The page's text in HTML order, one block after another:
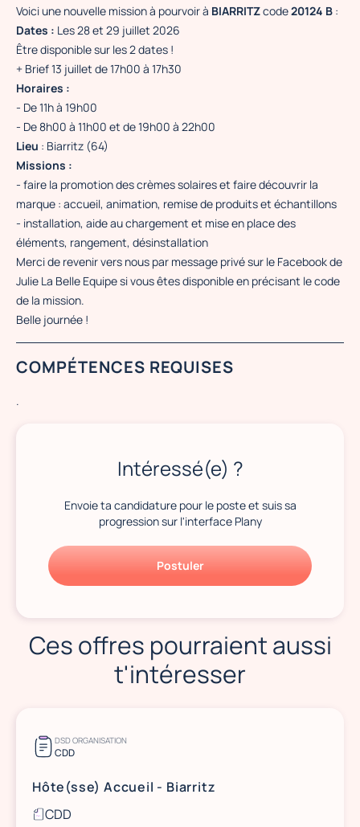
Voici une nouvelle mission à pourvoir à BIARRITZcode20124 B :
Dates : Les 28 et 29 juillet 2026
Être disponible sur les 2 dates !
+ Brief 13 juillet de 17h00 à 17h30
Horaires :
- De 11h à 19h00
- De 8h00 à 11h00 et de 19h00 à 22h00
Lieu : Biarritz (64)
Missions :
- faire la promotion des crèmes solaires et faire découvrir la
marque : accueil, animation, remise de produits et échantillons
- installation, aide au chargement et mise en place des
éléments, rangement, désinstallation
Merci de revenir vers nous par message privé sur le Facebook de
Julie La Belle Equipe si vous êtes disponible en précisant le code
de la mission.
Belle journée !
COMPÉTENCES REQUISES
.
Intéressé(e) ?
Envoie ta candidature pour le poste et suis sa
progression sur l'interface Plany
Postuler
Ces offres pourraient aussi
t'intéresser
DSD ORGANISATION
CDD
Hôte(sse) Accueil - Biarritz
CDD